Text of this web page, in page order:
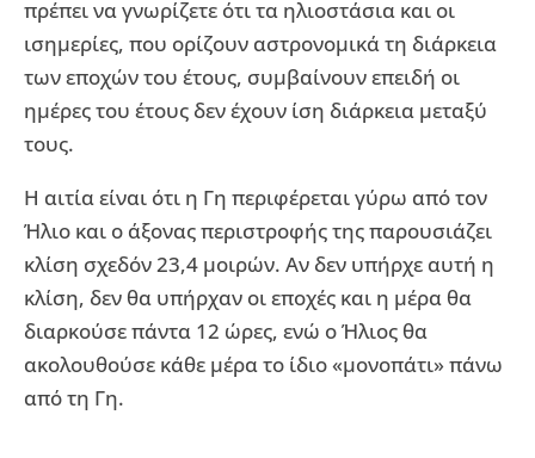
πρέπει να γνωρίζετε ότι τα ηλιοστάσια και οι
ισημερίες, που ορίζουν αστρονομικά τη διάρκεια
των εποχών του έτους, συμβαίνουν επειδή οι
ημέρες του έτους δεν έχουν ίση διάρκεια μεταξύ
τους.
Η αιτία είναι ότι η Γη περιφέρεται γύρω από τον
Ήλιο και ο άξονας περιστροφής της παρουσιάζει
κλίση σχεδόν 23,4 μοιρών. Αν δεν υπήρχε αυτή η
κλίση, δεν θα υπήρχαν οι εποχές και η μέρα θα
διαρκούσε πάντα 12 ώρες, ενώ ο Ήλιος θα
ακολουθούσε κάθε μέρα το ίδιο «μονοπάτι» πάνω
από τη Γη.